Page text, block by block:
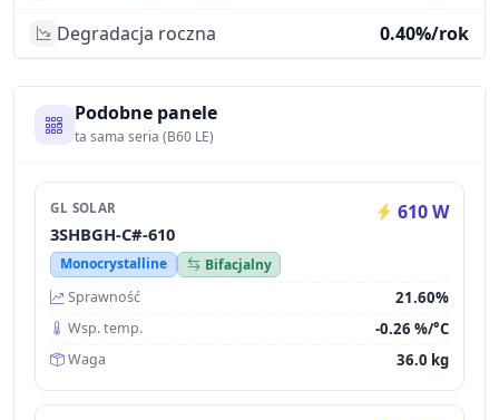
Degradacja roczna
0.40%/rok
Podobne panele
ta sama seria (B60 LE)
GL SOLAR 610 W
3SHBGH-C#-610
Monocrystalline
Bifacjalny
Sprawność
21.60%
Wsp. temp. -0.26 %/°C
Waga 36.0 kg